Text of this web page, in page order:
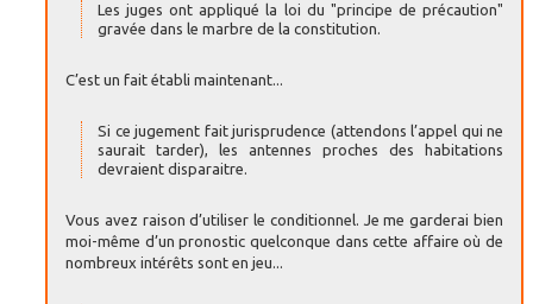
Les juges ont appliqué la loi du "principe de précaution"
gravée dans le marbre de la constitution.
C’est un fait établi maintenant...
Si ce jugement fait jurisprudence (attendons l’appel qui ne
saurait tarder), les antennes proches des habitations
devraient disparaitre.
Vous avez raison d’utiliser le conditionnel. Je me garderai bien
moi-même d’un pronostic quelconque dans cette affaire où de
nombreux intérêts sont en jeu...